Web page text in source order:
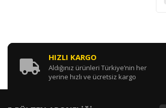
HIZLI KARGO
Aldığınız ürünleri Türkiye’nin her
yerine hızlı ve ücretsiz kargo